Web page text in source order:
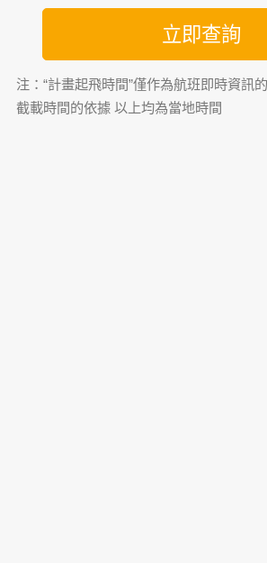
立即查詢
注：“計畫起飛時間”僅作為航班即時資訊
截載時間的依據 以上均為當地時間